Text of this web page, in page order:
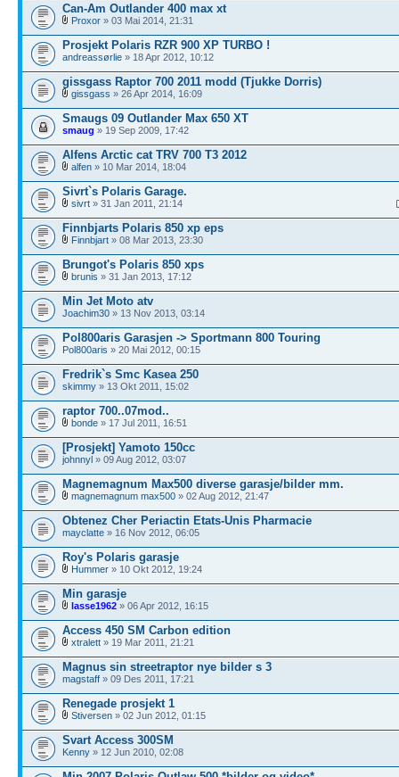
Can-Am Outlander 400 max xt
Proxor » 03 Mai 2014, 21:31
Prosjekt Polaris RZR 900 XP TURBO !
andreassørlie » 18 Apr 2012, 10:12
gissgass Raptor 700 2011 modd (Tjukke Dorris)
gissgass » 26 Apr 2014, 16:09
Smaugs 09 Outlander Max 650 XT
smaug » 19 Sep 2009, 17:42
Alfens Arctic cat TRV 700 T3 2012
alfen » 10 Mar 2014, 18:04
Sivrt`s Polaris Garage.
sivrt » 31 Jan 2011, 21:14
Finnbjarts Polaris 850 xp eps
Finnbjart » 08 Mar 2013, 23:30
Brungot's Polaris 850 xps
brunis » 31 Jan 2013, 17:12
Min Jet Moto atv
Joachim30 » 13 Nov 2013, 03:14
Pol800aris Garasjen -> Sportmann 800 Touring
Pol800aris » 20 Mai 2012, 00:15
Fredrik`s Smc Kasea 250
skimmy » 13 Okt 2011, 15:02
raptor 700..07mod..
bonde » 17 Jul 2011, 16:51
[Prosjekt] Yamoto 150cc
johnnyl » 09 Aug 2012, 03:07
Magnemagnum Max500 diverse garasje/bilder mm.
magnemagnum max500 » 02 Aug 2012, 21:47
Obtenez Cher Periactin Etats-Unis Pharmacie
mayclatte » 16 Nov 2012, 06:05
Roy's Polaris garasje
Hummer » 10 Okt 2012, 19:24
Min garasje
lasse1962 » 06 Apr 2012, 16:15
Access 450 SM Carbon edition
xtralett » 19 Mar 2011, 21:21
Magnus sin streetraptor nye bilder s 3
magstaff » 09 Des 2011, 17:21
Renegade prosjekt 1
Stiversen » 02 Jun 2012, 01:15
Svart Access 300SM
Kenny » 12 Jun 2010, 02:08